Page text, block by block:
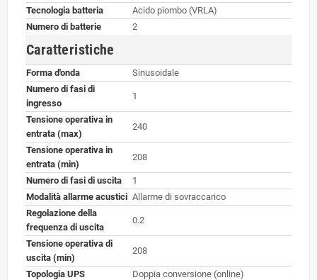
Tecnologia batteria
Acido piombo (VRLA)
Numero di batterie
2
Caratteristiche
Forma d'onda
Sinusoidale
Numero di fasi di
ingresso
1
Tensione operativa in
entrata (max)
240
Tensione operativa in
entrata (min)
208
Numero di fasi di uscita
1
Modalità allarme acustici Allarme di sovraccarico
Regolazione della
frequenza di uscita
0.2
Tensione operativa di
uscita (min)
208
Topologia UPS
Doppia conversione (online)